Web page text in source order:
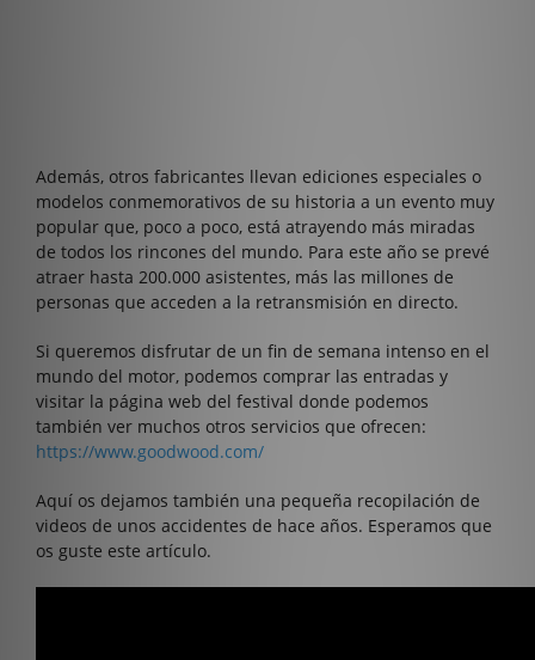
Además, otros fabricantes llevan ediciones especiales o
modelos conmemorativos de su historia a un evento muy
popular que, poco a poco, está atrayendo más miradas
de todos los rincones del mundo. Para este año se prevé
atraer hasta 200.000 asistentes, más las millones de
personas que acceden a la retransmisión en directo.
Si queremos disfrutar de un fin de semana intenso en el
mundo del motor, podemos comprar las entradas y
visitar la página web del festival donde podemos
también ver muchos otros servicios que ofrecen:
https://www.goodwood.com/
Aquí os dejamos también una pequeña recopilación de
videos de unos accidentes de hace años. Esperamos que
os guste este artículo.